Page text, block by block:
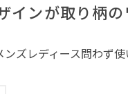
インが取り柄
ンズレディース問わず